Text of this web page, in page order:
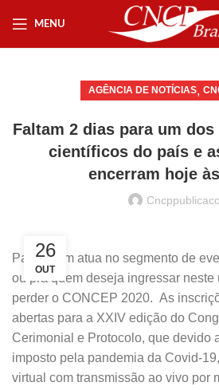
MENU
AGÊNCIA DE NOTÍCIAS,
Faltam 2 dias para um
científicos do país e
encerram hoje
26
OUT
Para quem atua no segmento de
ou pra quem deseja ingressar neste
perder o CONCEP 2020. As
abertas para a XXIV edição do
Cerimonial e Protocolo, que devido
imposto pela pandemia da Covid-
virtual com transmissão ao vivo por